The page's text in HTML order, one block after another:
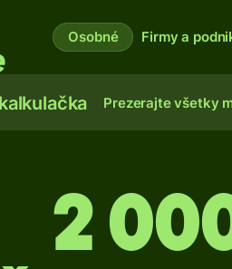
Osobné Firmy a
Prezerajte všetky
2